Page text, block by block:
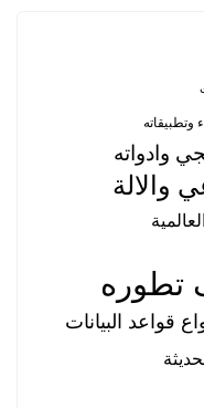
وتطبيقاته
وادواته
والالة
تطوره
قواعد البيانات